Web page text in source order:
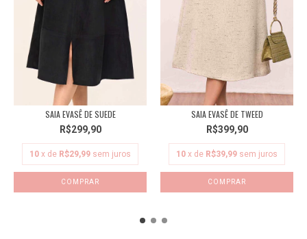
SAIA EVASÊ DE SUEDE
R$299,90
10 x de R$29,99 sem juros
COMPRAR
SAIA EVASÊ DE TWEED
R$399,90
10 x de R$39,99 sem juros
COMPRAR